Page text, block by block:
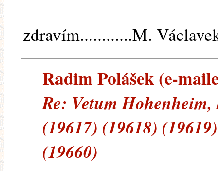
zdravím............M.
Radim Polášek (e-
Re: Vetum
(19617) (19618)
(19660)